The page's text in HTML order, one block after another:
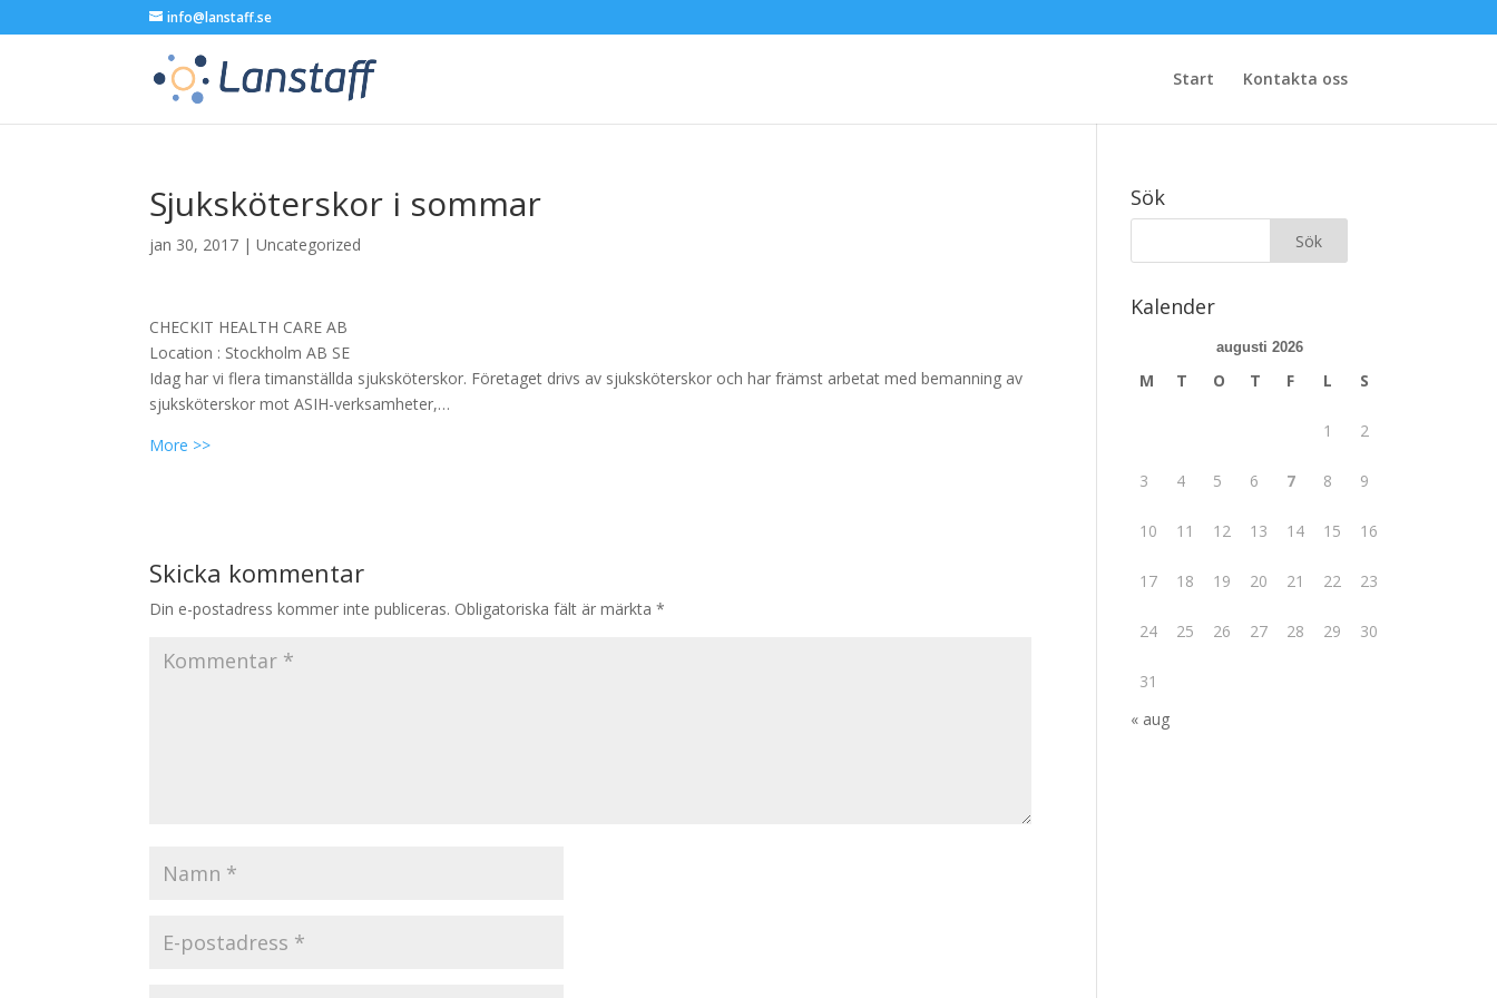
info@lanstaff.se
Start Kontakta oss
Sjuksköterskor i sommar
jan 30, 2017 |Uncategorized
CHECKIT HEALTH CARE AB
Location : Stockholm AB SE
Idag har vi flera timanställda sjuksköterskor. Företaget drivs av sjuksköterskor och har främst arbetat med bemanning av
sjuksköterskor mot ASIH-verksamheter,…
More >>
Skicka kommentar
Din e-postadress kommer inte publiceras. Obligatoriska fält är märkta*
Sök
Kalender
augusti 2026
M T O T F L S
1 2
3 4 5 6 7 8 9
10 11 12 13 14 15 16
17 18 19 20 21 22 23
24 25 26 27 28 29 30
31
« aug